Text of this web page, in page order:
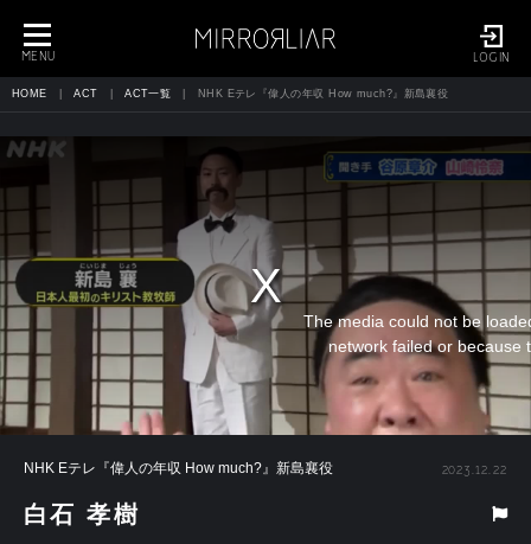
LOGIN
toggle
navigation
MENU
HOME ACT ACT一覧 NHK Eテレ『偉人の年収 How much?』新島襄役
The media could not be
network failed or because
NHK Eテレ『偉人の年収 How much?』新島襄役 2023.12.22
白石 孝樹